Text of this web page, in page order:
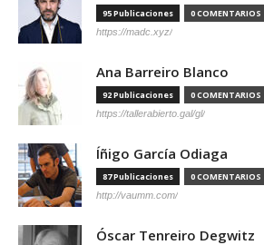
95 Publicaciones 0 COMENTARIOS
https://madc.xyz/
Ana Barreiro Blanco
92 Publicaciones 0 COMENTARIOS
https://tallerabierto.gal/gl/
Íñigo García Odiaga
87 Publicaciones 0 COMENTARIOS
http://vaumm.com/
Óscar Tenreiro Degwitz